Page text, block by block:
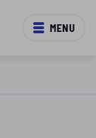
MENU